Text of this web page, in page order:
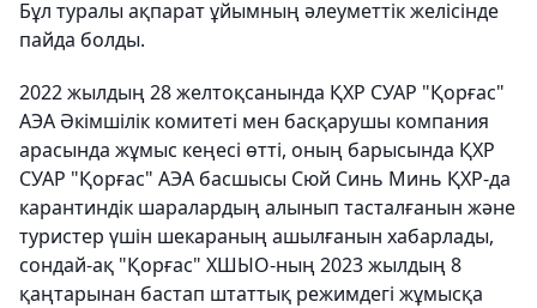
Бұл туралы ақпарат ұйымның әлеуметтік желісінде
пайда болды.
2022 жылдың 28 желтоқсанында ҚХР СУАР "Қорғас"
АЭА Әкімшілік комитеті мен басқарушы компания
арасында жұмыс кеңесі өтті, оның барысында ҚХР
СУАР "Қорғас" АЭА басшысы Сюй Синь Минь ҚХР-да
карантиндік шаралардың алынып тасталғанын және
туристер үшін шекараның ашылғанын хабарлады,
сондай-ақ "Қорғас" ХШЫО-ның 2023 жылдың 8
қаңтарынан бастап штаттық режимдегі жұмысқа